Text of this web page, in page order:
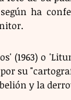
ha
(1963) o
su
y la